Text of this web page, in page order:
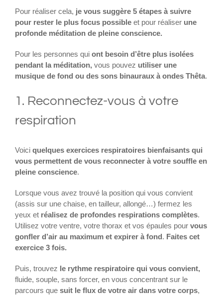
Pour réaliser cela, je vous suggère 5 étapes à suivre
pour rester le plus focus possible et pour réaliser une
profonde méditation de pleine conscience.
Pour les personnes qui ont besoin d’être plus isolées
pendant la méditation, vous pouvez utiliser une
musique de fond ou des sons binauraux à ondes Thêta.
1. Reconnectez-vous à votre
respiration
Voici quelques exercices respiratoires bienfaisants qui
vous permettent de vous reconnecter à votre souffle en
pleine conscience.
Lorsque vous avez trouvé la position qui vous convient
(assis sur une chaise, en tailleur, allongé…) fermez les
yeux et réalisez de profondes respirations complètes.
Utilisez votre ventre, votre thorax et vos épaules pour vous
gonfler d’air au maximum et expirer à fond. Faites cet
exercice 3 fois.
Puis, trouvez le rythme respiratoire qui vous convient,
fluide, souple, sans forcer, en vous concentrant sur le
parcours que suit le flux de votre air dans votre corps,